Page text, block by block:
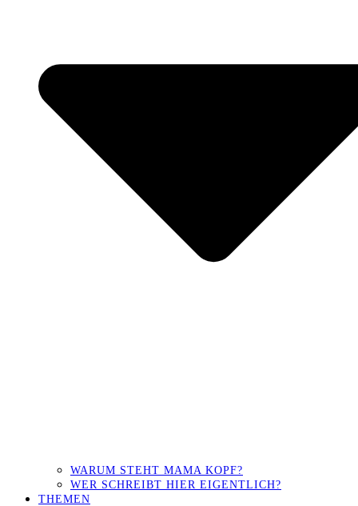
WARUM STEHT MAMA KOPF?
WER SCHREIBT HIER EIGENTLICH?
THEMEN